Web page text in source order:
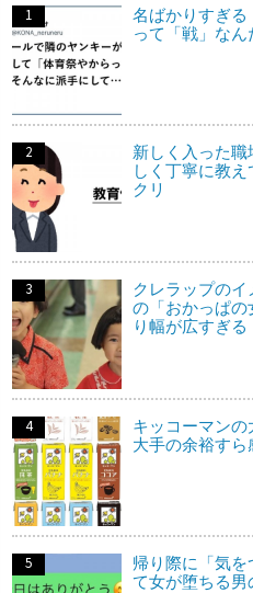
名ばかりすぎる
って「戦」なん
新しく入った
しく丁寧に教
クリ
クレラップの
の「おかっぱ
り幅が広すぎる
キッコーマンの
大手の余裕すら
帰り際に「気を
て女が堕ちる